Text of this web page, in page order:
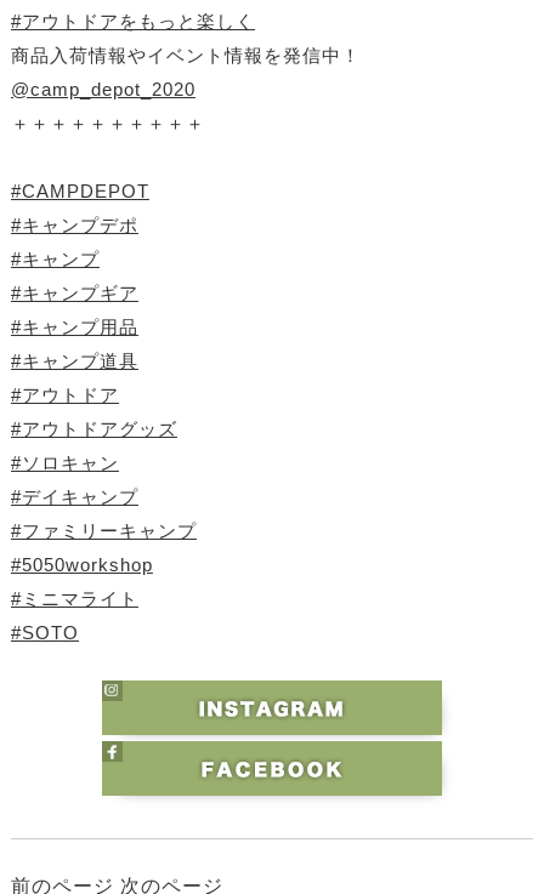
#アウトドアをもっと楽しく
商品入荷情報やイベント情報を発信中！
@camp_depot_2020
＋＋＋＋＋＋＋＋＋＋
#CAMPDEPOT
#キャンプデポ
#キャンプ
#キャンプギア
#キャンプ用品
#キャンプ道具
#アウトドア
#アウトドアグッズ
#ソロキャン
#デイキャンプ
#ファミリーキャンプ
#5050workshop
#ミニマライト
#SOTO
前のページ 次のページ